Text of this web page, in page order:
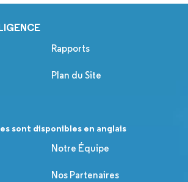
Rapports
Plan du Site
sont disponibles en anglais
Notre Équipe
Nos Partenaires